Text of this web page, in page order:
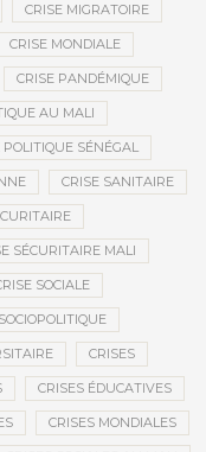
CRISE MIGRATOIRE
CRISE MONDIALE
CRISE PANDÉMIQUE
AU MALI
POLITIQUE SÉNÉGAL
CRISE SANITAIRE
SÉCURITAIRE MALI
SOCIALE
CRISES
CRISES ÉDUCATIVES
CRISES MONDIALES